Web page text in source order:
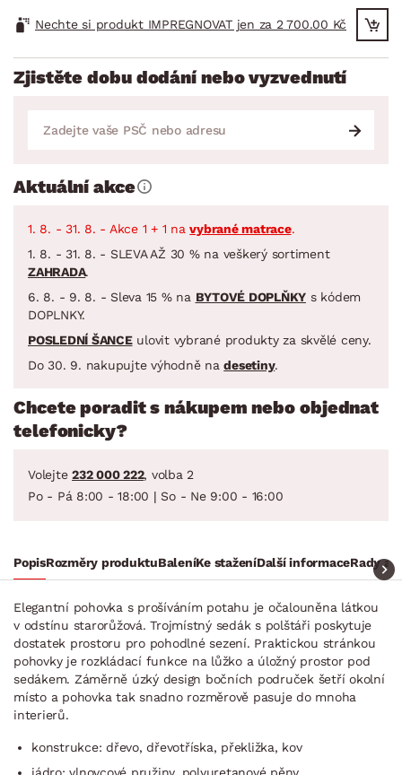
Nechte si produkt IMPREGNOVAT jen za 2 700.00 Kč
Zjistěte dobu dodání nebo vyzvednutí
Aktuální akce
1. 8. - 31. 8. - Akce 1 + 1 navybrané matrace.
1. 8. - 31. 8. - SLEVA AŽ 30 % na veškerý sortiment
ZAHRADA.
6. 8. - 9. 8. - Sleva 15 % na BYTOVÉ DOPLŇKY s kódem
DOPLNKY.
POSLEDNÍ ŠANCEulovit vybrané produkty za skvělé ceny.
Do 30. 9. nakupujte výhodně nadesetiny.
Chcete poradit s nákupem nebo objednat
telefonicky?
Volejte 232 000 222, volba 2
Po - Pá 8:00 - 18:00 | So - Ne 9:00 - 16:00
PopisRozměry produktuBaleníKe staženíDalší informaceRady a
Elegantní pohovka s prošíváním potahu je očalouněna látkou
v odstínu starorůžová. Trojmístný sedák s polštáři poskytuje
dostatek prostoru pro pohodlné sezení. Praktickou stránkou
pohovky je rozkládací funkce na lůžko a úložný prostor pod
sedákem. Záměrně úzký design bočních područek šetří okolní
místo a pohovka tak snadno rozměrově pasuje do mnoha
interierů.
konstrukce: dřevo, dřevotříska, překližka, kov
jádro: vlnovcové pružiny, polyuretanové pěny,